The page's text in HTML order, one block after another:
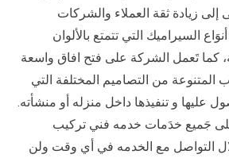
زيادة ثقة العملاء والشركات
السيراميك التي تتمتع بالألوان
كما تَعمل الشركة على فتح افاق واسعة
المتنوعة من التصاميم المختلفة التي
عليها و تنفيذها داخل منزله أو منشأته.
جَميع خدَمات خدمه فني تركيب
التواصل مع الخدمه في أي وقت ولن